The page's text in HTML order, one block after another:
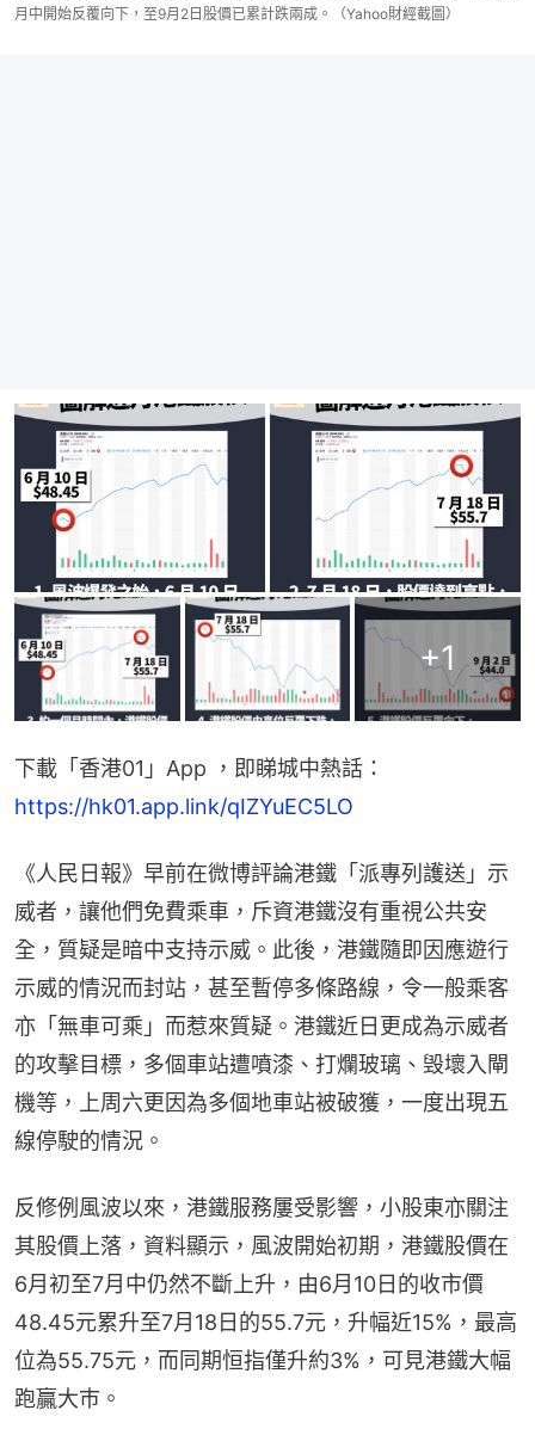
月中開始反覆向下，至9月2日股價已累計跌兩成。（Yahoo財經截圖）
+1
下載「香港01」App ，即睇城中熱話：
https://hk01.app.link/qIZYuEC5LO
《人民日報》早前在微博評論港鐵「派專列護送」示
威者，讓他們免費乘車，斥資港鐵沒有重視公共安
全，質疑是暗中支持示威。此後，港鐵隨即因應遊行
示威的情況而封站，甚至暫停多條路線，令一般乘客
亦「無車可乘」而惹來質疑。港鐵近日更成為示威者
的攻擊目標，多個車站遭噴漆、打爛玻璃、毁壞入閘
機等，上周六更因為多個地車站被破獲，一度出現五
線停駛的情況。
反修例風波以來，港鐵服務屢受影響，小股東亦關注
其股價上落，資料顯示，風波開始初期，港鐵股價在
6月初至7月中仍然不斷上升，由6月10日的收市價
48.45元累升至7月18日的55.7元，升幅近15%，最高
位為55.75元，而同期恒指僅升約3%，可見港鐵大幅
跑贏大巿。